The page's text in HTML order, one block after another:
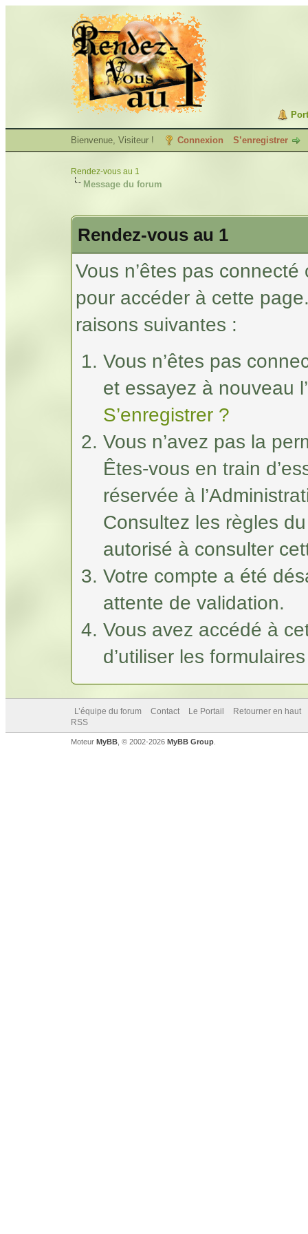
Bienvenue, Visiteur ! Connexion S’enregistrer
Rendez-vous au 1
Message du forum
Rendez-vous au 1
Vous n’êtes pas
pour accéder à cette
raisons suivantes :
Vous n’êtes pas
et essayez à nouveau
S’enregistrer ?
Vous n’avez pas la
Êtes-vous en train
réservée à
Consultez les règles
autorisé à consulter
Votre compte a été
attente de validation.
Vous avez accédé à
d’utiliser les
L’équipe du forum Contact Le Portail
Retourner en haut
RSS
Moteur MyBB , © 2002-2026 MyBB Group